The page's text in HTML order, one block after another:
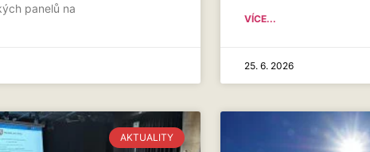
panelů na
VÍCE...
25. 6. 2026
AKTUALITY